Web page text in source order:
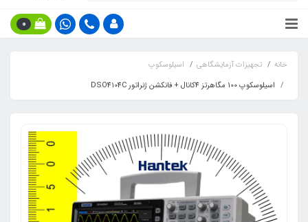
0
خانه تجهیزات آزمایشگاهی
اسیلوسکوپ
اسیلوسکوپ 100 مگاهرتز 4کانال + فانکشن ژنراتور DSO4104C